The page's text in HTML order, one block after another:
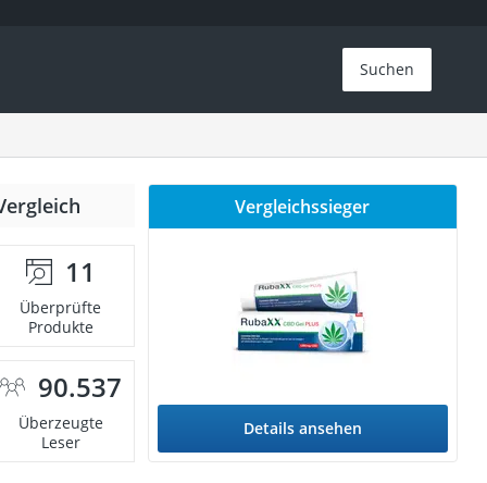
Suchen
11
Überprüfte
Produkte
90.537
Überzeugte
Leser
Vergleichssieger
Details ansehen